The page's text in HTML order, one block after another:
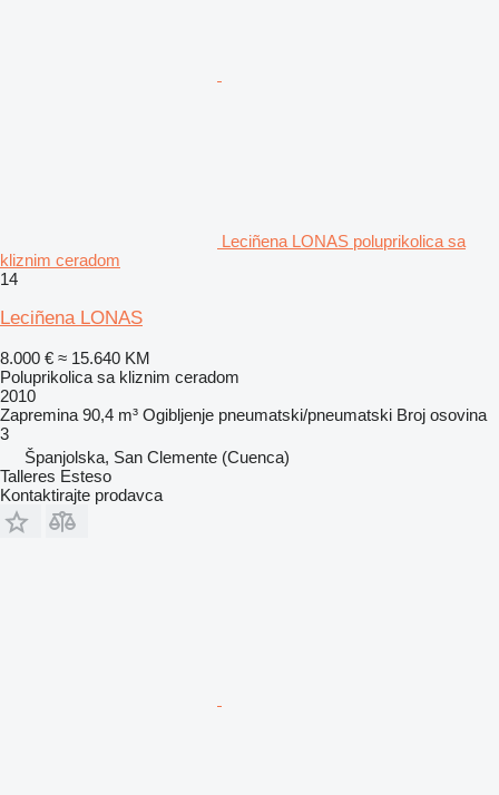
Leciñena LONAS poluprikolica sa
kliznim ceradom
14
Leciñena LONAS
8.000 € ≈ 15.640 KM
Poluprikolica sa kliznim ceradom
2010
Zapremina 90,4 m³ Ogibljenje pneumatski/pneumatski Broj osovina
3
Španjolska, San Clemente (Cuenca)
Talleres Esteso
Kontaktirajte prodavca